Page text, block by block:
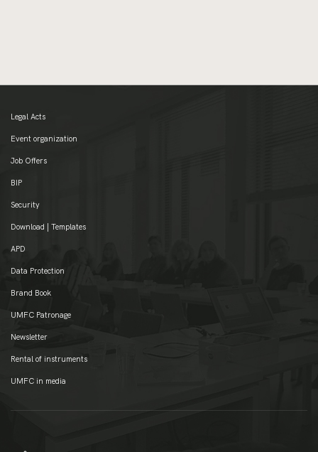
Legal Acts
Event organization
Job Offers
BIP
Security
Download | Templates
APD
Data Protection
Brand Book
UMFC Patronage
Newsletter
Rental of instruments
UMFC in media